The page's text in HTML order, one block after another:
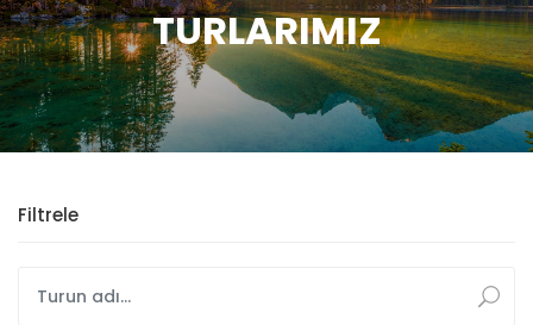
TURLARIMIZ
Filtrele